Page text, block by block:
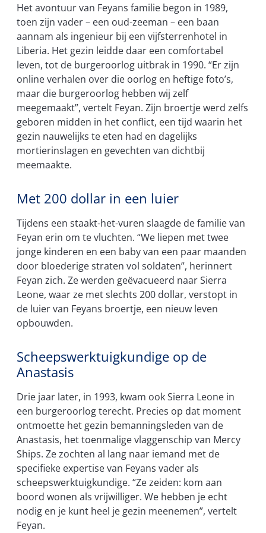
Het avontuur van Feyans familie begon in 1989,
toen zijn vader – een oud-zeeman – een baan
aannam als ingenieur bij een vijfsterrenhotel in
Liberia. Het gezin leidde daar een comfortabel
leven, tot de burgeroorlog uitbrak in 1990. “Er zijn
online verhalen over die oorlog en heftige foto’s,
maar die burgeroorlog hebben wij zelf
meegemaakt”, vertelt Feyan. Zijn broertje werd zelfs
geboren midden in het conflict, een tijd waarin het
gezin nauwelijks te eten had en dagelijks
mortierinslagen en gevechten van dichtbij
meemaakte.
Met 200 dollar in een luier
Tijdens een staakt-het-vuren slaagde de familie van
Feyan erin om te vluchten. “We liepen met twee
jonge kinderen en een baby van een paar maanden
door bloederige straten vol soldaten”, herinnert
Feyan zich. Ze werden geëvacueerd naar Sierra
Leone, waar ze met slechts 200 dollar, verstopt in
de luier van Feyans broertje, een nieuw leven
opbouwden.
Scheepswerktuigkundige op de
Anastasis
Drie jaar later, in 1993, kwam ook Sierra Leone in
een burgeroorlog terecht. Precies op dat moment
ontmoette het gezin bemanningsleden van de
Anastasis, het toenmalige vlaggenschip van Mercy
Ships. Ze zochten al lang naar iemand met de
specifieke expertise van Feyans vader als
scheepswerktuigkundige. “Ze zeiden: kom aan
boord wonen als vrijwilliger. We hebben je echt
nodig en je kunt heel je gezin meenemen”, vertelt
Feyan.